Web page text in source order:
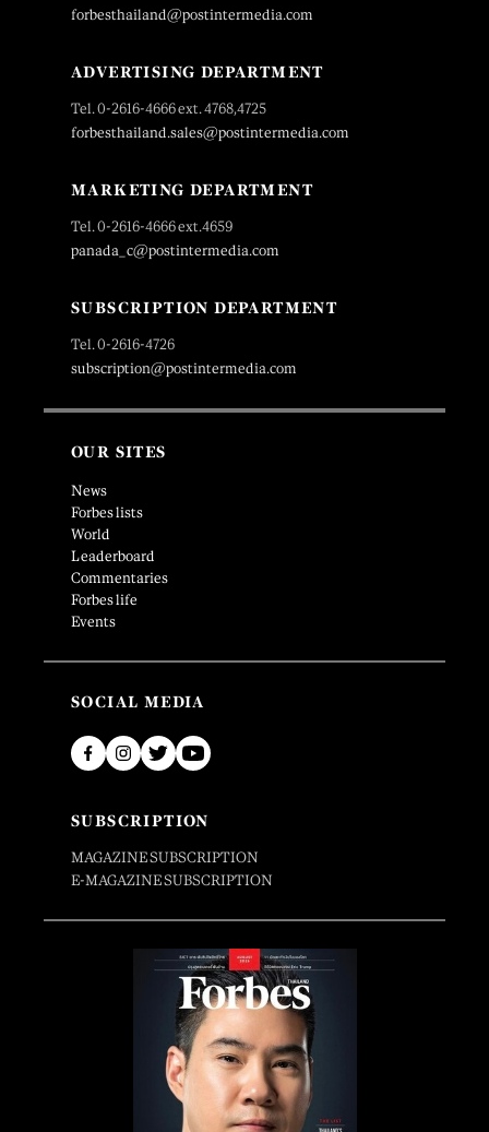
forbesthailand@postintermedia.com
ADVERTISING DEPARTMENT
Tel. 0-2616-4666 ext. 4768,4725
forbesthailand.sales@postintermedia.com
MARKETING DEPARTMENT
Tel. 0-2616-4666 ext.4659
panada_c@postintermedia.com
SUBSCRIPTION DEPARTMENT
Tel. 0-2616-4726
subscription@postintermedia.com
OUR SITES
News
Forbes lists
World
Leaderboard
Commentaries
Forbes life
Events
SOCIAL MEDIA
SUBSCRIPTION
MAGAZINE SUBSCRIPTION
E-MAGAZINE SUBSCRIPTION